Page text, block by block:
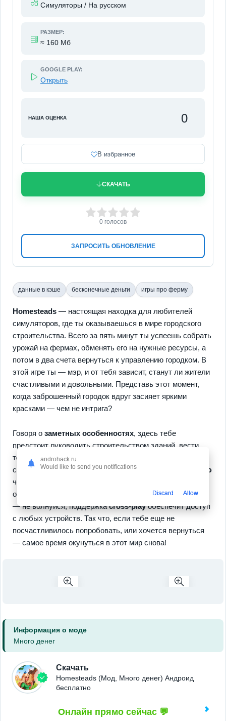
Симуляторы / На русском
РАЗМЕР:
≈ 160 Мб
GOOGLE PLAY:
Открыть
НАША ОЦЕНКА 0
В избранное
СКАЧАТЬ
ЗАПРОСИТЬ ОБНОВЛЕНИЕ
3 4 5
0 голосов
данные в кэше бесконечные деньги игры про ферму
Homesteads — настоящая находка для любителей
симуляторов, где ты оказываешься в мире городского
строительства. Всего за пять минут ты успеешь собрать
урожай на фермах, обменять его на нужные ресурсы, а
потом в два счета вернуться к управлению городком. В
этой игре ты — мэр, и от тебя зависит, станут ли жители
счастливыми и довольными. Представь этот момент,
когда заброшенный городок вдруг засияет яркими
красками — чем не интрига?
Говоря о заметных особенностях, здесь тебе
предстоит руководить строительством зданий, вести
торговлю с индейскими племенами, а также заниматься
сбором ресурсов. Игра предлагает ощутить
прогрессию
через сезоны и поддерживает режим offline для отдыха
от сети. Если тебе важно быть в курсе всех изменений
— не волнуйся, поддержкаcross-playобеспечит доступ
с любых устройств. Так что, если тебе еще не
посчастливилось попробовать, или хочется вернуться
— самое время окунуться в этот мир снова!
Информация о моде
Много денег
Скачать
Homesteads (Мод, Много денег) Андроид
бесплатно
Онлайн прямо сейчас 💬
androhack.ru
Would like to send you notifications
Discard Allow